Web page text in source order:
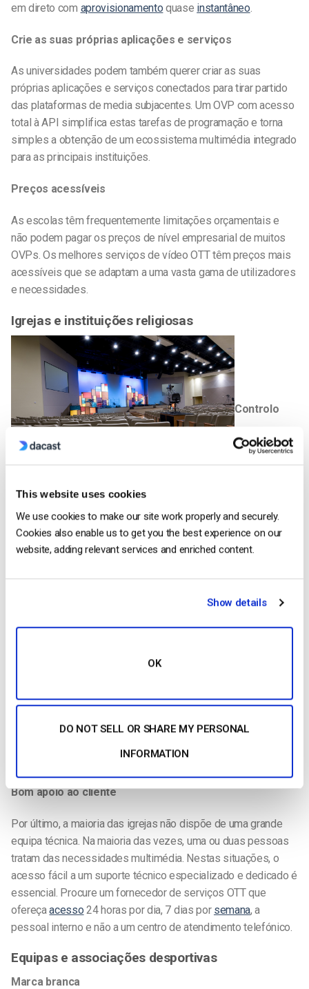
This website uses cookies
We use cookies to make our site work properly and securely.
Cookies also enable us to get you the best experience on our
website, adding relevant services and enriched content.
Show details
OK
DO NOT SELL OR SHARE MY PERSONAL
INFORMATION
em direto com aprovisionamento quase instantâneo.
Crie as suas próprias aplicações e serviços
As universidades podem também querer criar as suas
próprias aplicações e serviços conectados para tirar partido
das plataformas de media subjacentes. Um OVP com acesso
total à API simplifica estas tarefas de programação e torna
simples a obtenção de um ecossistema multimédia integrado
para as principais instituições.
Preços acessíveis
As escolas têm frequentemente limitações orçamentais e
não podem pagar os preços de nível empresarial de muitos
OVPs. Os melhores serviços de vídeo OTT têm preços mais
acessíveis que se adaptam a uma vasta gama de utilizadores
e necessidades.
Igrejas e instituições religiosas
Controlo
total do conteúdo
Muitas igrejas têm utilizado plataformas de vídeo de
YouTube e o Facebook
para distribuir os
seus conteúdos. No entanto, esta abordagem tem sérios
limites. Por exemplo, os conteúdos carregados para estes
trabalho e noutros contextos institucionais. Além disso, as
funcionalidades avançadas não estão disponíveis.
publicidade não polui o seu conteúdo. As instituições
religiosas podem ter objecções morais a alguma publicidade
melhor forma de evitar embaraços.
Bom apoio ao cliente
Por último, a maioria das igrejas não dispõe de uma grande
equipa técnica. Na maioria das vezes, uma ou duas pessoas
tratam das necessidades multimédia. Nestas situações, o
acesso fácil a um suporte técnico especializado e dedicado é
essencial. Procure um fornecedor de serviços OTT que
ofereçaacesso 24 horas por dia, 7 dias por semana, a
pessoal interno e não a um centro de atendimento telefónico.
Equipas e associações desportivas
Marca branca